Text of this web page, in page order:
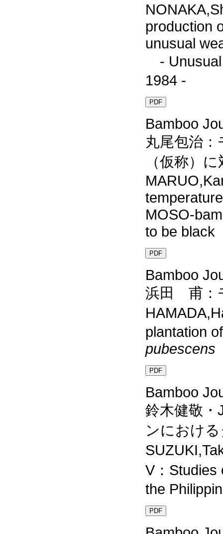
production
unusual
- Unusual
1984 -
PDF
Bamboo
丸尾包治
（仮称）
MOSO-
to be black
PDF
Bamboo
浜田 甫：
plantation
pubescens
PDF
Bamboo
鈴木健敬・
ンにおけ
V：Studies
the
PDF